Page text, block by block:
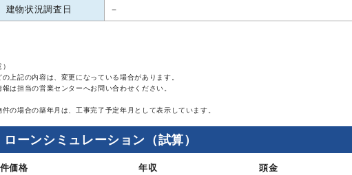
建物状況調査日 －
の上記の内容は、変更になっている場合があります。
は担当の営業センターへお問い合わせください。
件の場合の築年月は、工事完了予定年月として表示しています。
ローンシミュレーション（試算）
価格 年収 頭金